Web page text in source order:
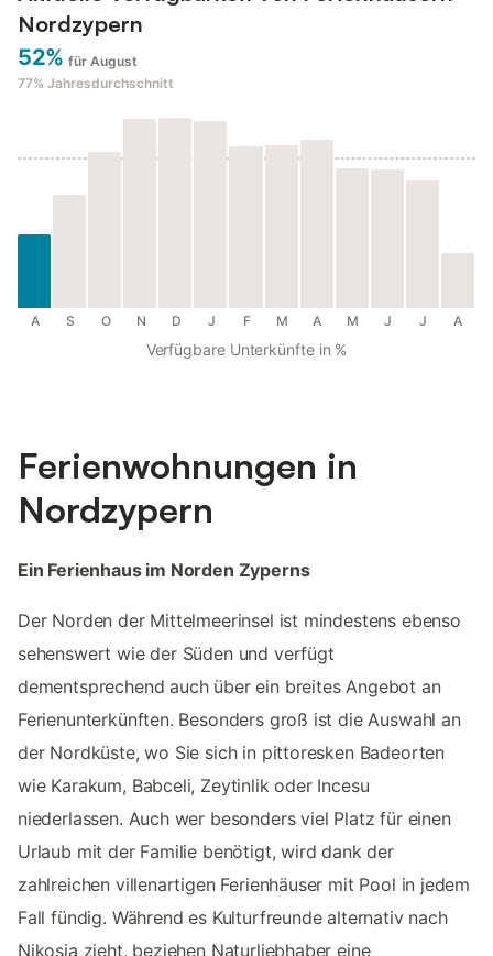
Nordzypern
52% für August
77% Jahresdurchschnitt
A S O N D J F M A M J J A
Verfügbare Unterkünfte in %
Ferienwohnungen in
Nordzypern
Ein Ferienhaus im Norden Zyperns
Der Norden der Mittelmeerinsel ist mindestens ebenso
sehenswert wie der Süden und verfügt
dementsprechend auch über ein breites Angebot an
Ferienunterkünften. Besonders groß ist die Auswahl an
der Nordküste, wo Sie sich in pittoresken Badeorten
wie Karakum, Babceli, Zeytinlik oder Incesu
niederlassen. Auch wer besonders viel Platz für einen
Urlaub mit der Familie benötigt, wird dank der
zahlreichen villenartigen Ferienhäuser mit Pool in jedem
Fall fündig. Während es Kulturfreunde alternativ nach
Nikosia zieht, beziehen Naturliebhaber eine